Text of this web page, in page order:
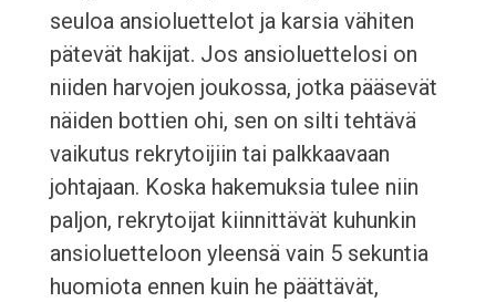
seuloa ansioluettelot ja karsia vähiten
pätevät hakijat. Jos ansioluettelosi on
niiden harvojen joukossa, jotka pääsevät
näiden bottien ohi, sen on silti tehtävä
vaikutus rekrytoijiin tai palkkaavaan
johtajaan. Koska hakemuksia tulee niin
paljon, rekrytoijat kiinnittävät kuhunkin
ansioluetteloon yleensä vain 5 sekuntia
huomiota ennen kuin he päättävät,